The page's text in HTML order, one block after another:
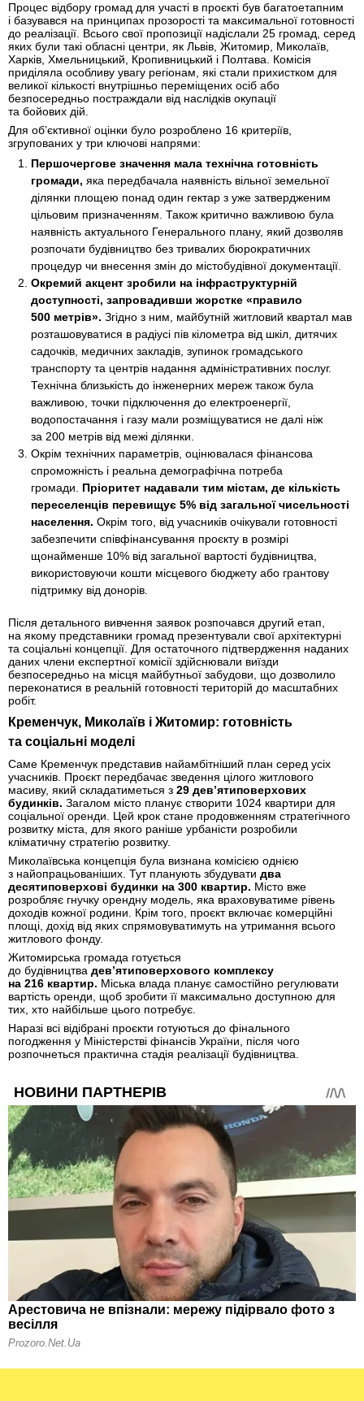
Процес відбору громад для участі в проєкті був багатоетапним
і базувався на принципах прозорості та максимальної готовності
до реалізації. Всього свої пропозиції надіслали 25 громад, серед
яких були такі обласні центри, як Львів, Житомир, Миколаїв,
Харків, Хмельницький, Кропивницький і Полтава. Комісія
приділяла особливу увагу регіонам, які стали прихистком для
великої кількості внутрішньо переміщених осіб або
безпосередньо постраждали від наслідків окупації
та бойових дій.
Для об’єктивної оцінки було розроблено 16 критеріїв,
згрупованих у три ключові напрями:
Першочергове значення мала технічна готовність
громади, яка передбачала наявність вільної земельної
ділянки площею понад один гектар з уже затвердженим
цільовим призначенням. Також критично важливою була
наявність актуального Генерального плану, який дозволяв
розпочати будівництво без тривалих бюрократичних
процедур чи внесення змін до містобудівної документації.
Окремий акцент зробили на інфраструктурній
доступності, запровадивши жорстке «правило
500 метрів». Згідно з ним, майбутній житловий квартал мав
розташовуватися в радіусі пів кілометра від шкіл, дитячих
садочків, медичних закладів, зупинок громадського
транспорту та центрів надання адміністративних послуг.
Технічна близькість до інженерних мереж також була
важливою, точки підключення до електроенергії,
водопостачання і газу мали розміщуватися не далі ніж
за 200 метрів від межі ділянки.
Окрім технічних параметрів, оцінювалася фінансова
спроможність і реальна демографічна потреба
громади. Пріоритет надавали тим містам, де кількість
переселенців перевищує 5% від загальної чисельності
населення. Окрім того, від учасників очікували готовності
забезпечити співфінансування проєкту в розмірі
щонайменше 10% від загальної вартості будівництва,
використовуючи кошти місцевого бюджету або грантову
підтримку від донорів.
Після детального вивчення заявок розпочався другий етап,
на якому представники громад презентували свої архітектурні
та соціальні концепції. Для остаточного підтвердження наданих
даних члени експертної комісії здійснювали виїзди
безпосередньо на місця майбутньої забудови, що дозволило
переконатися в реальній готовності територій до масштабних
робіт.
Кременчук, Миколаїв і Житомир: готовність
та соціальні моделі
Саме Кременчук представив найамбітніший план серед усіх
учасників. Проєкт передбачає зведення цілого житлового
масиву, який складатиметься з 29 дев’ятиповерхових
будинків. Загалом місто планує створити 1024 квартири для
соціальної оренди. Цей крок стане продовженням стратегічного
розвитку міста, для якого раніше урбаністи розробили
кліматичну стратегію розвитку.
Миколаївська концепція була визнана комісією однією
з найопрацьованіших. Тут планують збудувати два
десятиповерхові будинки на 300 квартир. Місто вже
розробляє гнучку орендну модель, яка враховуватиме рівень
доходів кожної родини. Крім того, проєкт включає комерційні
площі, дохід від яких спрямовуватимуть на утримання всього
житлового фонду.
Житомирська громада готується
до будівництва дев’ятиповерхового комплексу
на 216 квартир. Міська влада планує самостійно регулювати
вартість оренди, щоб зробити її максимально доступною для
тих, хто найбільше цього потребує.
Наразі всі відібрані проєкти готуються до фінального
погодження у Міністерстві фінансів України, після чого
розпочнеться практична стадія реалізації будівництва.